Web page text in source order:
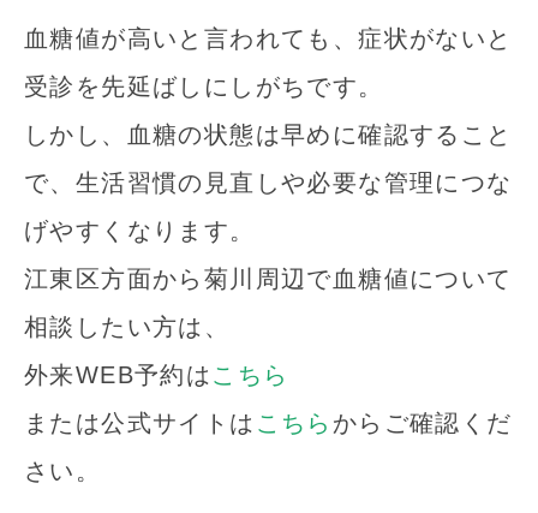
血糖値が高いと言われても、症状がないと
受診を先延ばしにしがちです。
しかし、血糖の状態は早めに確認すること
で、生活習慣の見直しや必要な管理につな
げやすくなります。
江東区方面から菊川周辺で血糖値について
相談したい方は、
外来WEB予約は こちら
または公式サイトは こちら からご確認くだ
さい。